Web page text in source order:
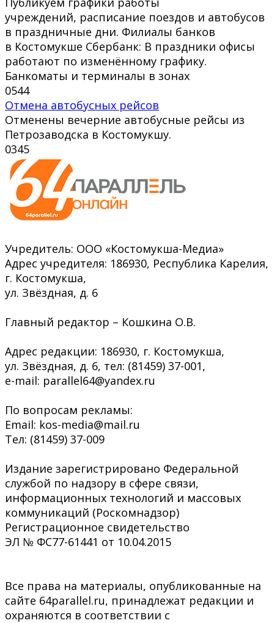
учреждений, расписание поездов и автобусов
в праздничные дни. Филиалы банков
в Костомукше Сбербанк: В праздники офисы
работают по изменённому графику.
Банкоматы и терминалы в зонах
0544
Отмена автобусных рейсов
Отменены вечерние автобусные рейсы из
Петрозаводска в Костомукшу.
0345
Учредитель: ООО «Костомукша-Медиа»
Адрес учредителя: 186930, Республика Карелия,
г. Костомукша,
ул. Звёздная, д. 6
Главный редактор – Кошкина О.В.
Адрес редакции: 186930, г. Костомукша,
ул. Звёздная, д. 6, тел: (81459) 37-001,
e-mail: parallel64@yandex.ru
По вопросам рекламы:
Email: kos-media@mail.ru
Тел: (81459) 37-009
Издание зарегистрировано Федеральной
службой по надзору в сфере связи,
информационных технологий и массовых
коммуникаций (Роскомнадзор)
Регистрационное свидетельство
ЭЛ № ФС77-61441 от 10.04.2015
Все права на материалы, опубликованные на
сайте 64parallel.ru, принадлежат редакции и
охраняются в соответствии с